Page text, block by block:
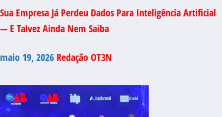
Sua Empresa Já Perdeu Dados Para Inteligência Artificial
— E Talvez Ainda Nem Saiba
maio 19, 2026 Redação OT3N